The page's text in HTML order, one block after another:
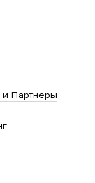
Партнеры